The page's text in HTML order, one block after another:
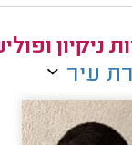
ניקיון
עיר